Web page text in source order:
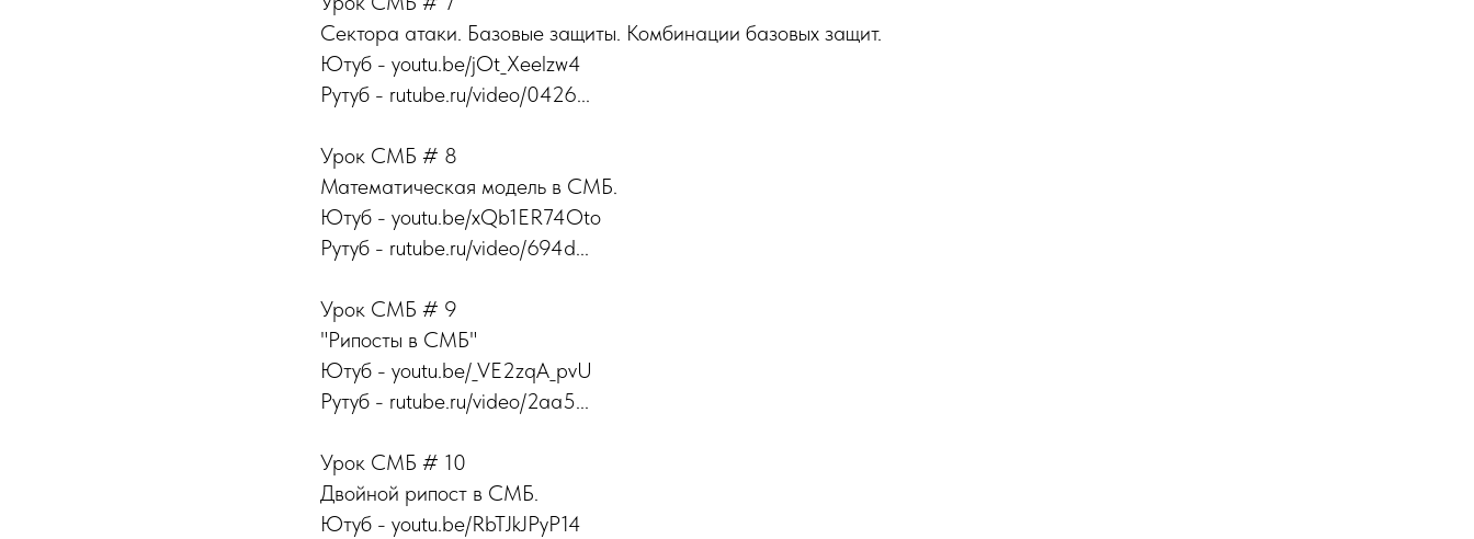
Сектора атаки. Базовые защиты. Комбинации базовых защит.
Ютуб - youtu.be/jOt_Xeelzw4
Рутуб - rutube.ru/video/0426...
Урок СМБ # 8
Математическая модель в СМБ.
Ютуб - youtu.be/xQb1ER74Oto
Рутуб - rutube.ru/video/694d...
Урок СМБ # 9
"Рипосты в СМБ"
Ютуб - youtu.be/_VE2zqA_pvU
Рутуб - rutube.ru/video/2aa5...
Урок СМБ # 10
Двойной рипост в СМБ.
Ютуб - youtu.be/RbTJkJPyP14